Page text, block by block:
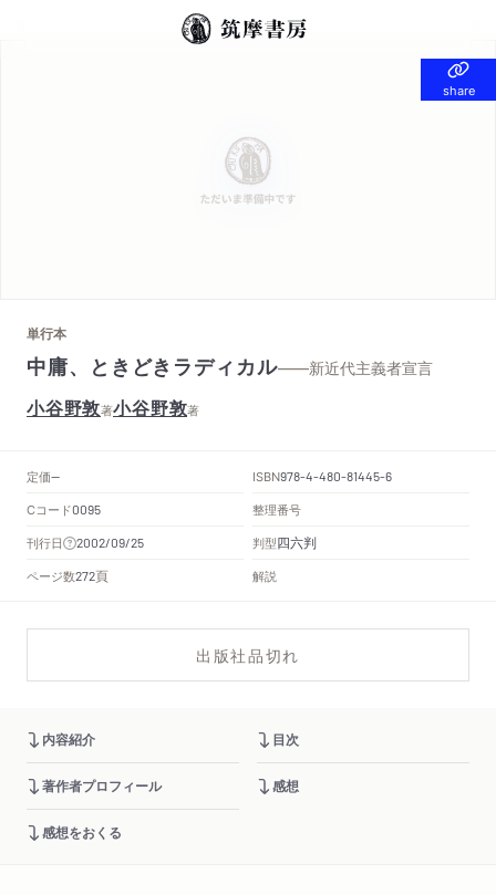
share
share
単行本
中庸、ときどきラディカル——新近代主義者宣言
小谷野敦著小谷野敦著
定価-- ISBN978-4-480-81445-6
Cコード0095
整理番号
刊行日
2002/09/25 判型四六判
ページ数272頁 解説
出版社品切れ
内容紹介 目次
著作者プロフィール 感想
感想をおくる